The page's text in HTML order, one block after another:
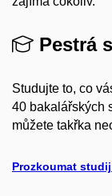
Pestrá
Studujte to, co
40 bakalářských
můžete takřka
Prozkoumat